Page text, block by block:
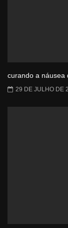
curando a náusea
29 DE JULHO DE